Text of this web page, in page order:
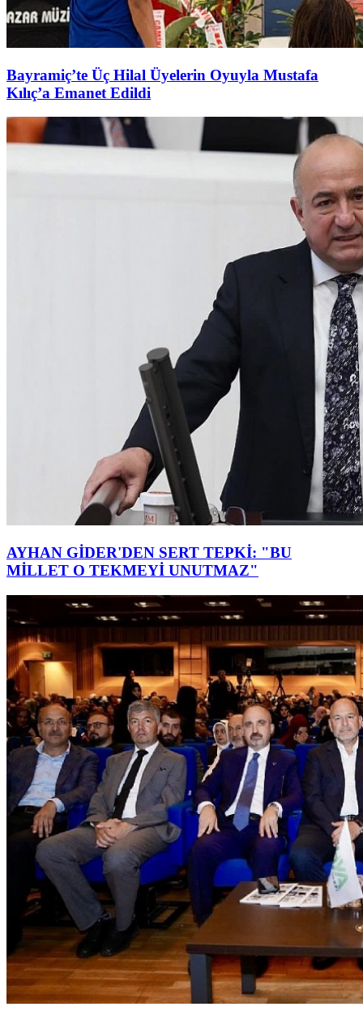
Bayramiç’te Üç Hilal Üyelerin Oyuyla Mustafa
Kılıç’a Emanet Edildi
AYHAN GİDER'DEN SERT TEPKİ: "BU
MİLLET O TEKMEYİ UNUTMAZ"